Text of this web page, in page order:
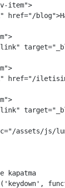
item">
href="/
>
link" target=
>
href="/
>
link" target=
"/assets/js/
kapatma
( ' keydown' ,